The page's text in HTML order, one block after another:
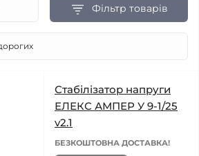
Фільтр товарів
Стабілізатор напруги
ЕЛЕКС АМПЕР У 9-1/25
v2.1
БЕЗКОШТОВНА ДОСТАВКА!